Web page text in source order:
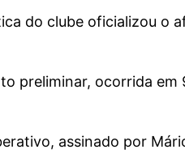
do clube oficializou o
preliminar, ocorrida em
assinado por